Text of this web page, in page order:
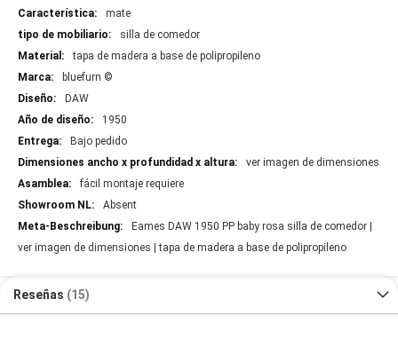
mate
silla de comedor
tapa de madera a base de polipropileno
bluefurn ©
DAW
1950
Bajo pedido
ver imagen de dimensiones
fácil montaje requiere
Absent
Eames DAW 1950 PP baby rosa silla de comedor |
ver imagen de dimensiones | tapa de madera a base de polipropileno
Reseñas 15